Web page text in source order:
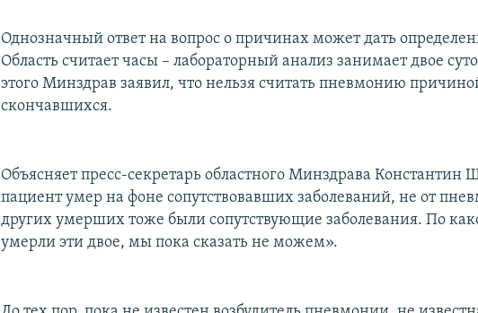
Однозначный ответ на вопрос о причинах может дать
Область считает часы – лабораторный анализ занимает двое
этого Минздрав заявил, что нельзя считать пневмонию
скончавшихся.
Объясняет пресс-секретарь областного Минздрава Константин
пациент умер на фоне сопутствовавших заболеваний, не от
других умерших тоже были сопутствующие заболевания. По
умерли эти двое, мы пока сказать не можем».